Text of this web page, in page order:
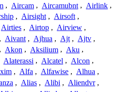
, Aircam , Aircamubnt , Airlink ,
, Airsight , Airsoft ,
Airties , Airtop , Airview ,
, Aivant , Ajhua , Ajt , Ajtv ,
, Akon , Aksilium , Aku ,
Alaterassi , Alcatel , Alcon ,
, Alfa , Alfawise , Alhua ,
, Alias , Alibi , Aliendvr ,